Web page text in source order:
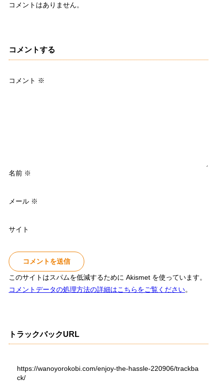
コメントはありません。
コメントする
コメント ※
名前 ※
メール ※
サイト
このサイトはスパムを低減するために Akismet を使っています。
コメントデータの処理方法の詳細はこちらをご覧ください。
トラックバックURL
https://wanoyorokobi.com/enjoy-the-hassle-220906/trackba
ck/